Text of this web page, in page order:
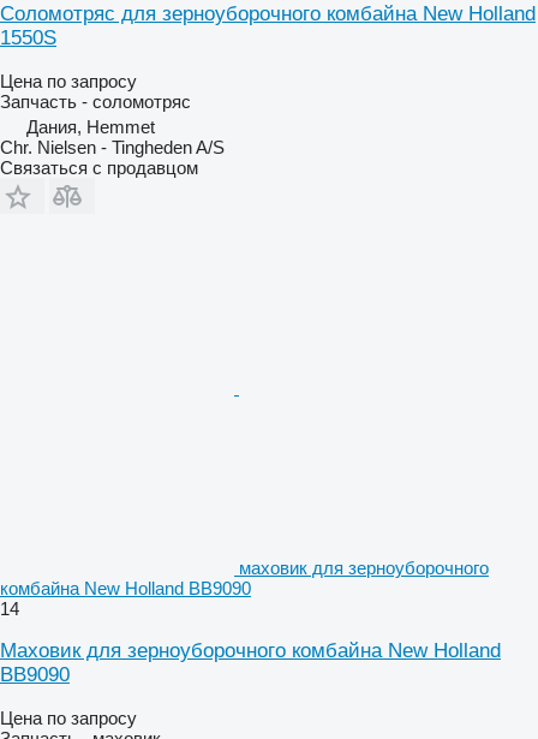
Соломотряс для зерноуборочного комбайна New Holland
1550S
Цена по запросу
Запчасть - соломотряс
Дания, Hemmet
Chr. Nielsen - Tingheden A/S
Связаться с продавцом
маховик для зерноуборочного
комбайна New Holland BB9090
14
Маховик для зерноуборочного комбайна New Holland
BB9090
Цена по запросу